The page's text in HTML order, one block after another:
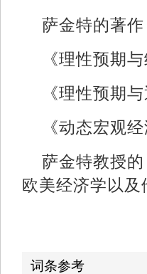
萨金特的著作
《理性预期
《理性预期
《动态宏
萨金特教授
欧美经济学以
词条参考